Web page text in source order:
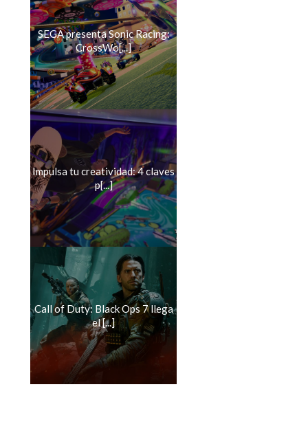
SEGA presenta Sonic Racing:
CrossWo[...]
Impulsa tu creatividad: 4 claves
p[...]
Call of Duty: Black Ops 7 llega
el [...]